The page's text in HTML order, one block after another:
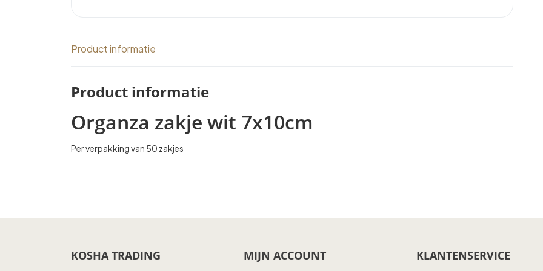
Product informatie
Product informatie
Organza zakje wit 7x10cm
Per verpakking van 50 zakjes
KOSHA TRADING MIJN ACCOUNT KLANTENSERVICE